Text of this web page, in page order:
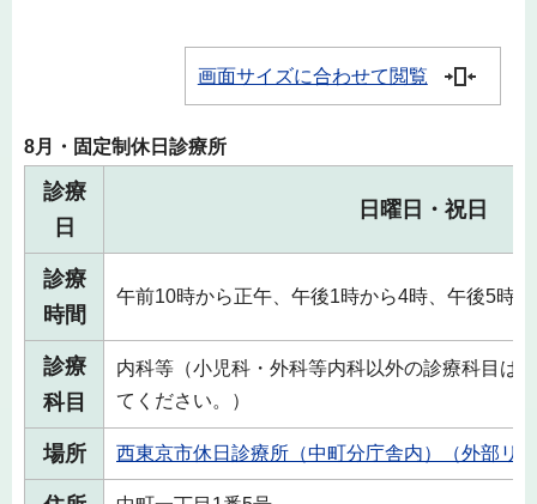
画面サイズに合わせて閲覧
8月・固定制休日診療所
診療
日
日曜日・祝日
診療
時間
午前10時から正午、午後1時から4時、午後5時
診療
科目
内科等（小児科・外科等内科以外の診療科目は
てください。）
場所 西東京市休日診療所（中町分庁舎内）（外部リ